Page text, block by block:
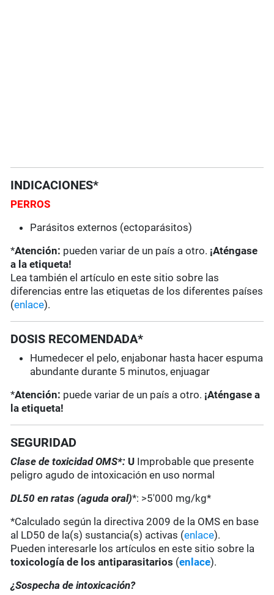
INDICACIONES*
PERROS
Parásitos externos (ectoparásitos)
*Atención: pueden variar de un país a otro. ¡Aténgase
a la etiqueta!
Lea también el artículo en este sitio sobre las
diferencias entre las etiquetas de los diferentes países
(enlace).
DOSIS RECOMENDADA*
Humedecer el pelo, enjabonar hasta hacer espuma
abundante durante 5 minutos, enjuagar
*Atención: puede variar de un país a otro. ¡Aténgase a
la etiqueta!
SEGURIDAD
Clase de toxicidad OMS*: U Improbable que presente
peligro agudo de intoxicación en uso normal
DL50 en ratas (aguda oral)*: >5'000 mg/kg*
*Calculado según la directiva 2009 de la OMS en base
al LD50 de la(s) sustancia(s) activas (enlace).
Pueden interesarle los artículos en este sitio sobre la
toxicología de los antiparasitarios (enlace).
¿Sospecha de intoxicación?